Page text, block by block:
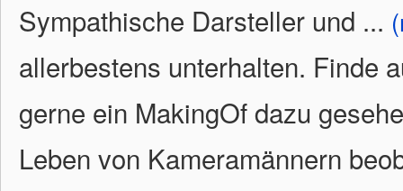
Sympathische Darsteller und ...
allerbestens unterhalten. Finde
gerne ein MakingOf dazu
Leben von Kameramännern